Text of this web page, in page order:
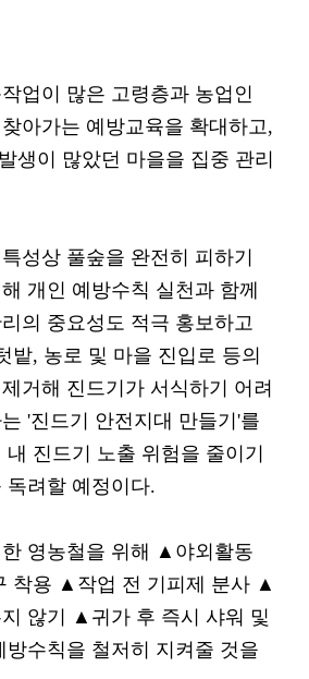
업이 많은 고령층과 농업인
아가는 예방교육을 확대하고,
생이 많았던 마을을 집중 관리
성상 풀숲을 완전히 피하기
개인 예방수칙 실천과 함께
의 중요성도 적극 홍보하고
밭, 농로 및 마을 진입로 등의
거해 진드기가 서식하기 어려
'진드기 안전지대 만들기'를
진드기 노출 위험을 줄이기
독려할 예정이다.
영농철을 위해 ▲야외활동
착용 ▲작업 전 기피제 분사 ▲
않기 ▲귀가 후 즉시 샤워 및
방수칙을 철저히 지켜줄 것을